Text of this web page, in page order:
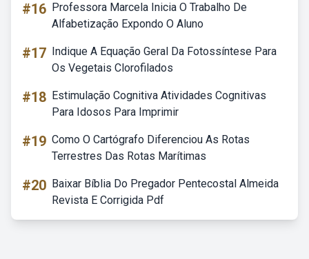
#16 Professora Marcela Inicia O Trabalho De
Alfabetização Expondo O Aluno
#17 Indique A Equação Geral Da Fotossíntese Para
Os Vegetais Clorofilados
#18 Estimulação Cognitiva Atividades Cognitivas
Para Idosos Para Imprimir
#19 Como O Cartógrafo Diferenciou As Rotas
Terrestres Das Rotas Marítimas
#20 Baixar Bíblia Do Pregador Pentecostal Almeida
Revista E Corrigida Pdf